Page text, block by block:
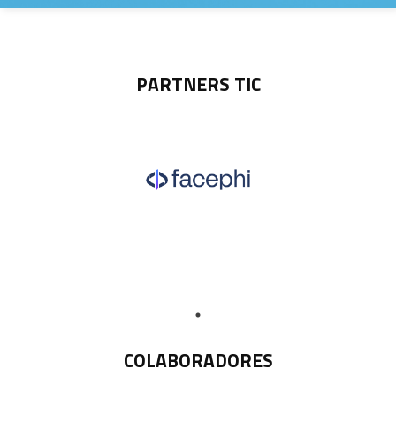
PARTNERS TIC
COLABORADORES